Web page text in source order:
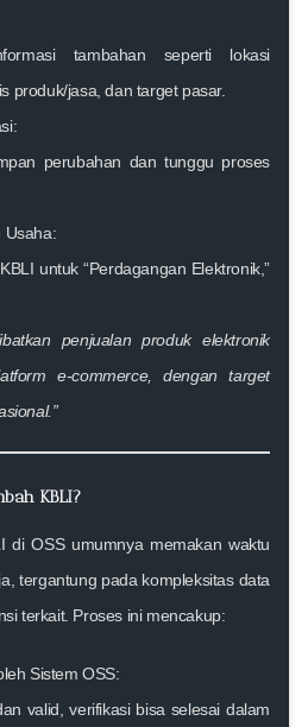
tambahan seperti lokasi
produk/jasa, dan target pasar.
perubahan dan tunggu proses
Usaha:
untuk “Perdagangan Elektronik,”
penjualan produk elektronik
e-commerce, dengan target
KBLI?
di OSS umumnya memakan waktu
, tergantung pada kompleksitas data
terkait. Proses ini mencakup:
Sistem OSS:
valid, verifikasi bisa selesai dalam